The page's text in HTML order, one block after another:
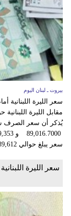
بيروت ـ لبنان اليوم
سعر الليرة اللبنانية
يُذكر أن سعر الصرف
سعر يبلغ حوالي 89,612 ليرة.​ يرجى ملاحظة أن هذه الأسعار قد...